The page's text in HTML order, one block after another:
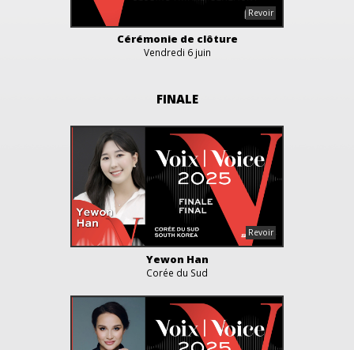
Cérémonie de clôture
Vendredi 6 juin
FINALE
Yewon Han
Corée du Sud